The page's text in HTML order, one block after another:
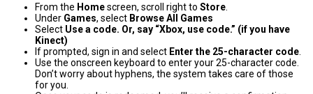
From the Homescreen, scroll right to Store
Under Games, select Browse All Games
Select Use a code. Or, say “Xbox, use code.” (if you have
Kinect)
If prompted, sign in and select Enter the 25-character code
Use the onscreen keyboard to enter your 25-character code.
Don’t worry about hyphens, the system takes care of those
for you.